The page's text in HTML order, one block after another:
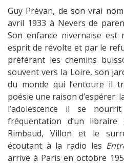
Guy Prévan, de son vrai
avril 1933 à Nevers de
Son enfance nivernaise
esprit de révolte et par le
préférant les chemins
souvent vers la Loire, son
du monde qui l’entoure il
poésie une raison d’espérer:
l’adolescence il se
fréquentation d’un libraire
Rimbaud, Villon et le
écoutant à la radio les
arrive à Paris en octobre